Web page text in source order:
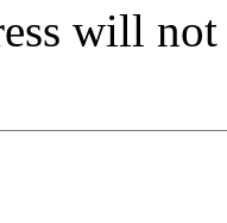
will